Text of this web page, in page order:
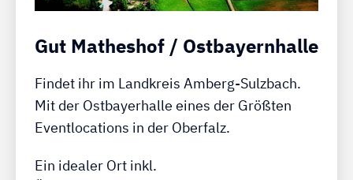
Gut Matheshof / Ostbayernhalle
Findet ihr im Landkreis Amberg-Sulzbach.
Mit der Ostbayerhalle eines der Größten
Eventlocations in der Oberfalz.
Ein idealer Ort inkl.